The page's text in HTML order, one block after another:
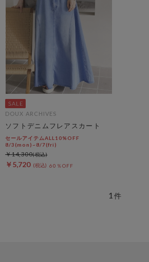
DOUX ARCHIVES
ソフトデニムフレアスカート
セールアイテムALL10%OFF
8/3(mon)~8/7(fri)
￥5,720 60％OFF
￥14,300
1 件